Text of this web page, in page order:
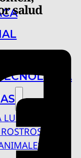
LUPA
ROSTROS
salud